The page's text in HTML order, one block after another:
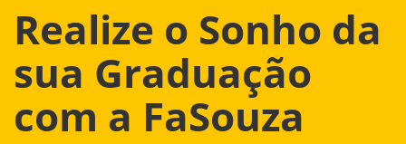
Realize o Sonho da
sua Graduação
com a FaSouza